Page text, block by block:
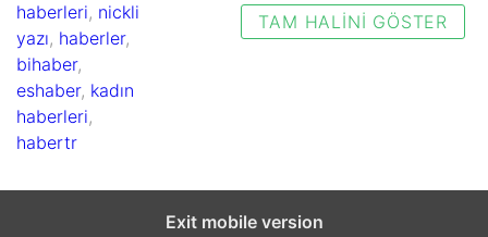
haberleri, nickli
yazı, haberler,
bihaber,
eshaber, kadın
haberleri,
habertr
TAM HALINI GÖSTER
Exit mobile version